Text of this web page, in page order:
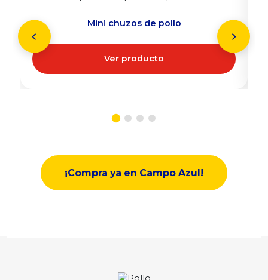
Mini chuzos de pollo
Ver producto
¡Compra ya en Campo Azul!